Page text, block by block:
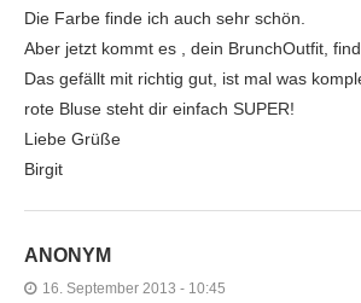
Die Farbe finde ich auch sehr schön.
Aber jetzt kommt es , dein BrunchOutfit,
Das gefällt mit richtig gut, ist mal was
rote Bluse steht dir einfach SUPER!
Liebe Grüße
Birgit
ANONYM
16. September 2013 - 10:45